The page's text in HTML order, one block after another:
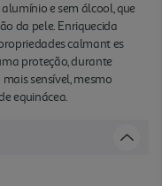
e sem álcool, que
da pele. Enriquecida
calmant es
proteção, durante
sensível, mesmo
equinácea.